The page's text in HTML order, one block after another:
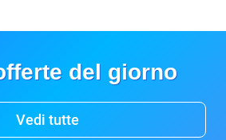
del giorno
Vedi tutte